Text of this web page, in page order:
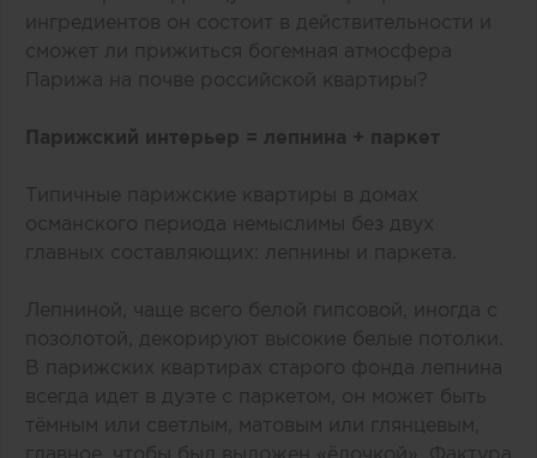
ингредиентов он состоит в действительности и
сможет ли прижиться богемная атмосфера
Парижа на почве российской квартиры?
Парижский интерьер = лепнина + паркет
Типичные парижские квартиры в домах
османского периода немыслимы без двух
главных составляющих: лепнины и паркета.
Лепниной, чаще всего белой гипсовой, иногда с
позолотой, декорируют высокие белые потолки.
В парижских квартирах старого фонда лепнина
всегда идет в дуэте с паркетом, он может быть
тёмным или светлым, матовым или глянцевым,
главное, чтобы был выложен «‎ёлочкой». Фактура